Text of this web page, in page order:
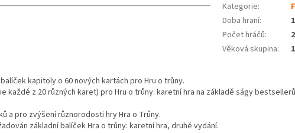
kapitoly o 60 nových kartách pro Hru o trůny.
každé z 20 různých karet) pro Hru o trůny: karetní hra na základě ságy
a pro zvýšení různorodosti hry Hra o Trůny.
základní balíček Hra o trůny: karetní hra, druhé vydání.
Kategorie:
Doba hraní:
Počet hráčů:
Věková skupina: